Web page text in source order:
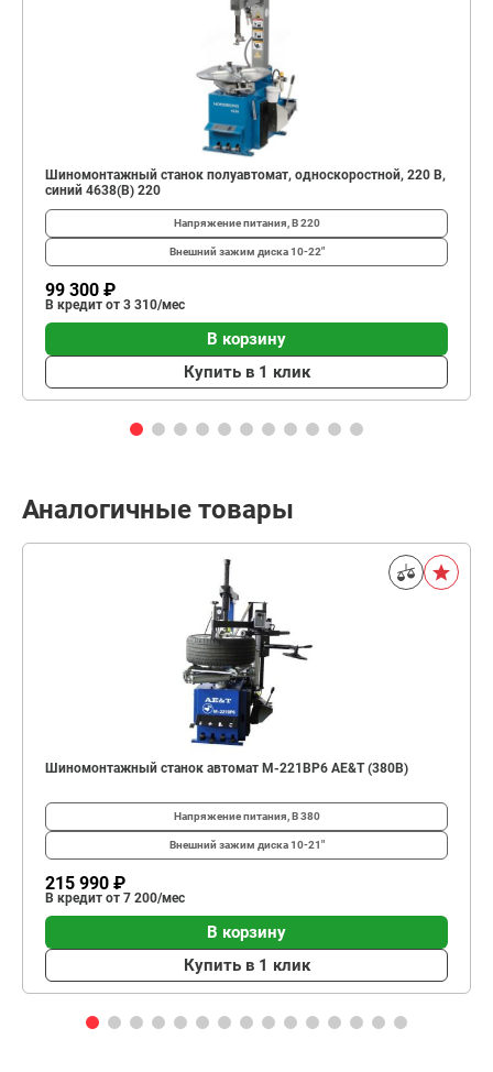
Шиномонтажный станок полуавтомат, односкоростной, 220 В,
синий 4638(B) 220
Напряжение питания, В220
Внешний зажим диска10-22"
99 300 ₽
В кредит от 3 310/мес
В корзину
Купить в 1 клик
Аналогичные товары
Шиномонтажный станок автомат M-221BP6 AE&T (380В)
Напряжение питания, В380
Внешний зажим диска10-21"
215 990 ₽
В кредит от 7 200/мес
В корзину
Купить в 1 клик